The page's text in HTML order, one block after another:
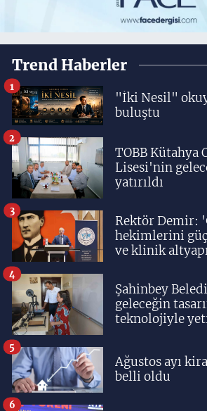
Trend Haberler
"İki Nesil"
buluştu
1
TOBB Kütahya
Lisesi'nin
yatırıldı
2
Rektör Demir:
hekimlerini
ve klinik
3
Şahinbey
geleceğin
teknolojiyle
4
Ağustos ayı
belli oldu
5
6